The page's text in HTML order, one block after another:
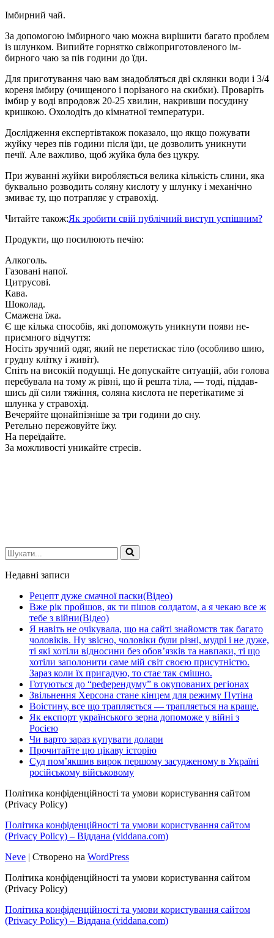
Імбирний чай.
За допомогою імбирного чаю можна вирішити багато про­блем
із шлунком. Випийте гор­нятко свіжоприготовленого ім­
бирного чаю за пів години до їди.
Для приготування чаю вам знадобляться дві склянки води і 3/4
кореня імбиру (очищеного і порізаного на скибки). Проваріть
імбир у воді впродовж 20-25 хвилин, накривши посудину
кришкою. Охолодіть до кімнатної темпе­ратури.
Дослідження експертівтакож показало, що якщо пожувати
жуйку через пів години після їди, це дозволить уникнути
печії. Але важливо, щоб жуйка була без цукру.
При жуванні жуйки виробля­ється велика кількість слини, яка
буквально розводить соляну кис­лоту у шлунку і механічно
змиває ту, що потрапляє у стравохід.
Читайте також:Як зробити свій публічний виступ успішним?
Продукти, що посилю­ють печію:
Алкоголь.
Газовані напої.
Цитрусові.
Кава.
Шоколад.
Смажена їжа.
Є ще кілька способів, які до­поможуть уникнути появи не­
приємного відчуття:
Носіть зручний одяг, який не перетискає тіло (особливо шию,
грудну клітку і живіт).
Спіть на високій подушці. Не допускайте ситуацій, аби го­лова
перебувала на тому ж рівні, що й решта тіла, — тоді, піддав­
шись дії сили тяжіння, соля­на кислота не перетікатиме зі
шлунка у стравохід.
Вечеряйте щонайпізніше за три години до сну.
Ретельно пережовуйте їжу.
На переїдайте.
За можливості уникайте стресів.
Шукати...
Недавні записи
Рецепт дуже смачної паски(Відео)
Вже рік пройшов, як ти пішов солдатом, а я чекаю все ж
тебе з війни(Відео)
Я навіть не очікувала, що на сайті знайомств так багато
чоловіків. Ну звісно, чоловіки були різні, мудрі і не дуже,
ті які хотіли відносини без обов’язків та навпаки, ті що
хотіли заполонити саме мій світ своєю присутністю.
Зараз коли їх пригадую, то стає так смішно.
Готуються до “референдуму” в окупованих регіонах
Звільнення Херсона стане кінцем для режиму Путіна
Воістину, все що трапляється — трапляється на краще.
Як експорт українського зерна допоможе у війні з
Росією
Чи варто зараз купувати долари
Прочитайте цю цікаву історію
Суд пом’якшив вирок першому засудженому в Україні
російському військовому
Політика конфіденційності та умови користування сайтом
(Privacy Policy)
Політика конфіденційності та умови користування сайтом
(Privacy Policy) – Віддана (viddana.com)
Neve | Створено на WordPress
Політика конфіденційності та умови користування сайтом
(Privacy Policy)
Політика конфіденційності та умови користування сайтом
(Privacy Policy) – Віддана (viddana.com)